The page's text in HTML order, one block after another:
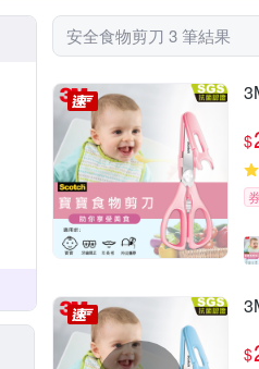
安全食物剪刀 3 筆結果
$
券
$